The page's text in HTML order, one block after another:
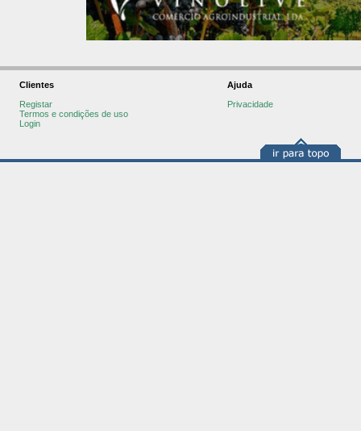
Clientes
Registar
Termos e condições de uso
Login
Ajuda
Privacidade